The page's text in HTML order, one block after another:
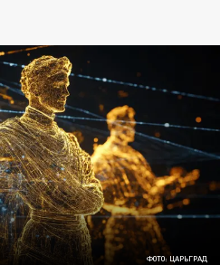
ФОТО: ЦАРЬГРАД